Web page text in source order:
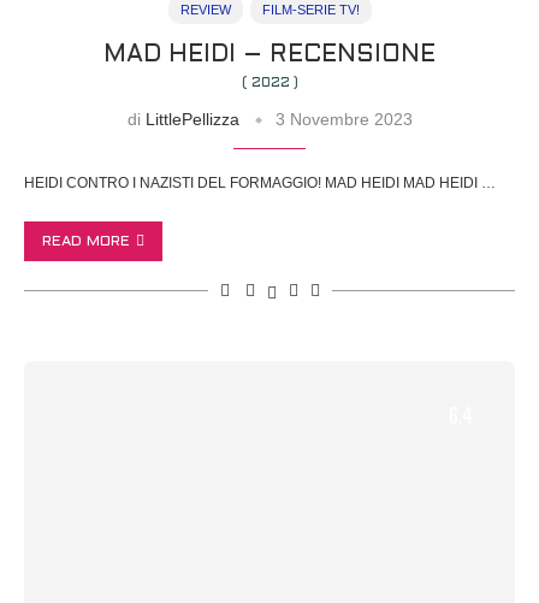
REVIEW FILM-SERIE TV!
MAD HEIDI – RECENSIONE
( 2022 )
di LittlePellizza 3 Novembre 2023
HEIDI CONTRO I NAZISTI DEL FORMAGGIO! MAD HEIDI MAD HEIDI …
READ MORE